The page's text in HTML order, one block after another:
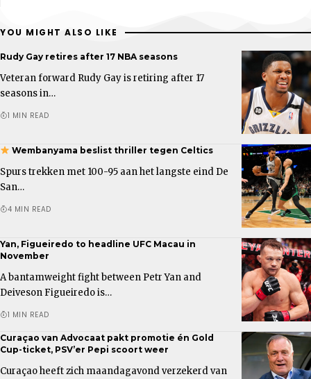
YOU MIGHT ALSO LIKE
Rudy Gay retires after 17 NBA seasons
Veteran forward Rudy Gay is retiring after 17
seasons in…
1 MIN READ
Wembanyama beslist thriller tegen Celtics
Spurs trekken met 100-95 aan het langste eind De
San…
4 MIN READ
Yan, Figueiredo to headline UFC Macau in
November
A bantamweight fight between Petr Yan and
Deiveson Figueiredo is…
1 MIN READ
Curaçao van Advocaat pakt promotie én Gold
Cup-ticket, PSV’er Pepi scoort weer
Curaçao heeft zich maandagavond verzekerd van